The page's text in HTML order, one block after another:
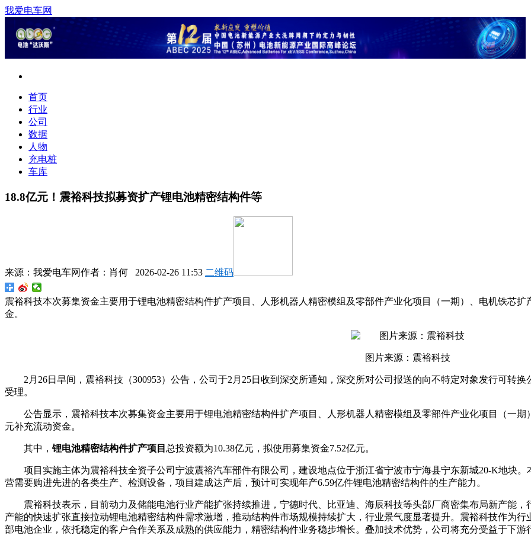
我爱电车网
首页
行业
公司
数据
人物
充电桩
车库
18.8亿元！震裕科技拟募资扩产锂电池精密结构件等
来源： 我爱电车网作者： 肖何 2026-02-26 11:53 二维码
震裕科技本次募集资金主要用于锂电池精密结构件扩产项目、人形机器人精密模组及零部件产业化项目（一期）、电机铁芯
金。
图片来源：震裕科技
2月26日早间，震裕科技（300953）公告，公司于2月25日收到深交所通知，深交所对公司报送的向不特定对象发行可转
受理。
公告显示，震裕科技本次募集资金主要用于锂电池精密结构件扩产项目、人形机器人精密模组及零部件产业化项目（一
元补充流动资金。
其中， 锂电池精密结构件扩产项目 总投资额为10.38亿元，拟使用募集资金7.52亿元。
项目实施主体为震裕科技全资子公司宁波震裕汽车部件有限公司，建设地点位于浙江省宁波市宁海县宁东新城20-K地块
营需要购进先进的各类生产、检测设备，项目建成达产后，预计可实现年产6.59亿件锂电池精密结构件的生产能力。
震裕科技表示，目前动力及储能电池行业产能扩张持续推进，宁德时代、比亚迪、海辰科技等头部厂商密集布局新产能
产能的快速扩张直接拉动锂电池精密结构件需求激增，推动结构件市场规模持续扩大，行业景气度显著提升。震裕科技作为
部电池企业，依托稳定的客户合作关系及成熟的供应能力，精密结构件业务稳步增长。叠加技术优势，公司将充分受益于下游